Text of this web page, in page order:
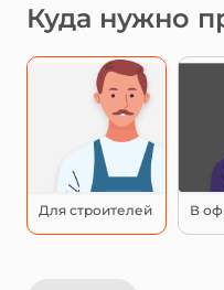
Куда нужно
Для строителей В